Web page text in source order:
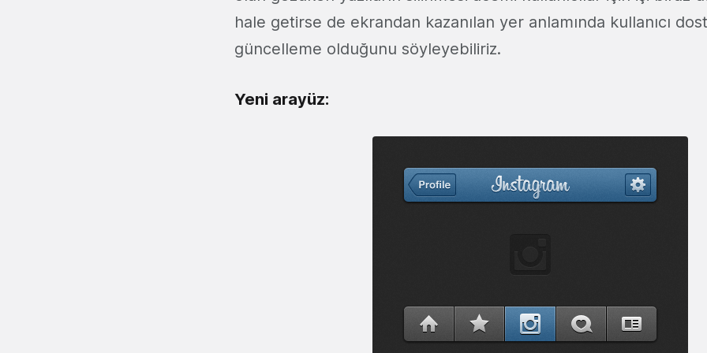
hale getirse de ekrandan kazanılan yer anlamında kullanıcı
güncelleme olduğunu söyleyebiliriz.
Yeni arayüz: